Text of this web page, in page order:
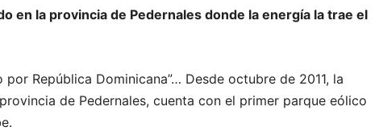
en la provincia de Pedernales donde la energía la trae el
República Dominicana”… Desde octubre de 2011, la
de Pedernales, cuenta con el primer parque eólico